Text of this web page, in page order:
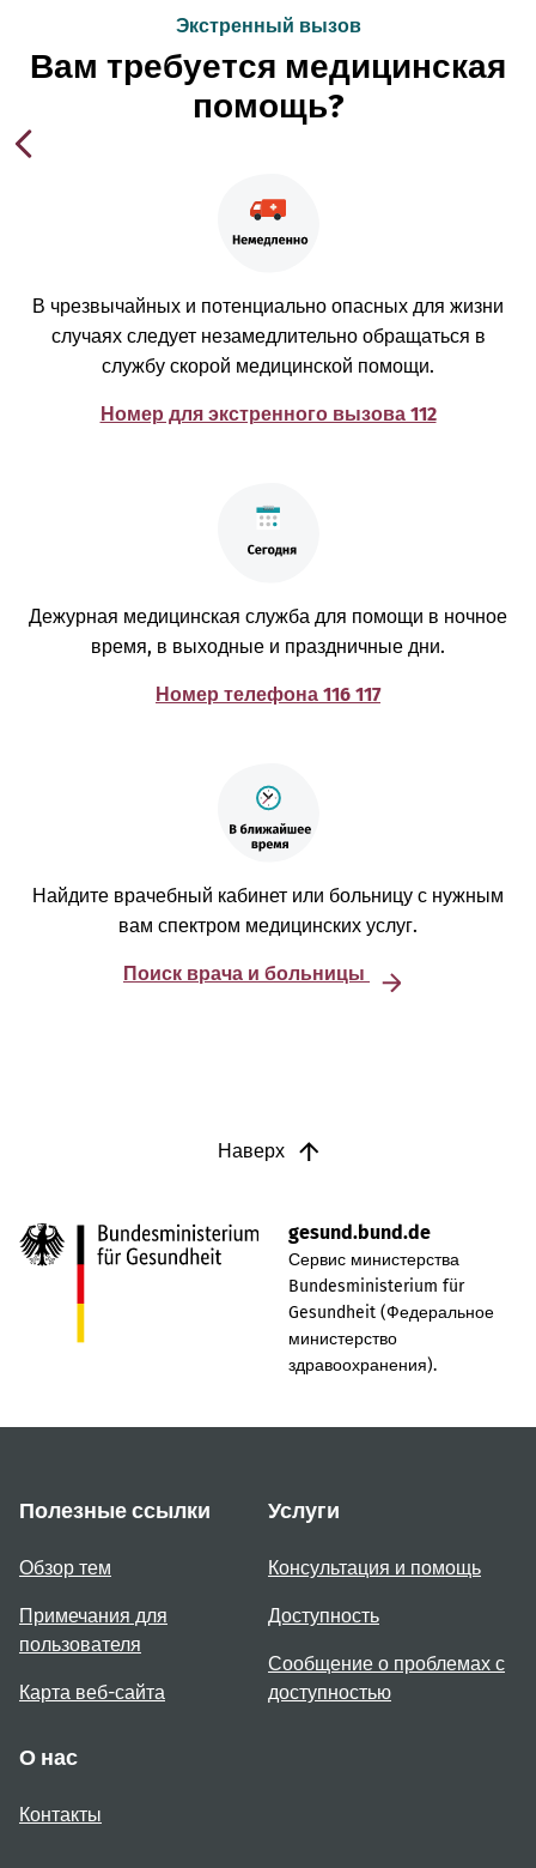
Экстренный вызов
Вам требуется медицинская
помощь?
В чрезвычайных и потенциально опасных для жизни
случаях следует незамедлительно обращаться в
службу скорой медицинской помощи.
Номер для экстренного вызова 112
Дежурная медицинская служба для помощи в ночное
время, в выходные и праздничные дни.
Номер телефона 116 117
Найдите врачебный кабинет или больницу с нужным
вам спектром медицинских услуг.
Поиск врача и больницы
Наверх
gesund.bund.de
Сервис министерства
Bundesministerium für
Gesundheit (Федеральное
министерство
здравоохранения).
Полезные ссылки
Обзор тем
Примечания для
пользователя
Карта веб-сайта
Услуги
Консультация и помощь
Доступность
Сообщение о проблемах с
доступностью
О нас
Контакты